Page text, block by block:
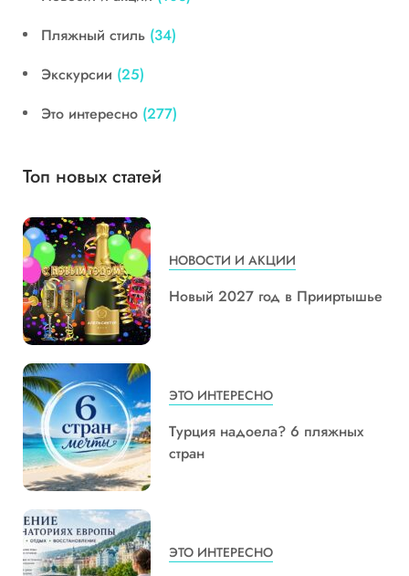
Пляжный стиль (34)
Экскурсии (25)
Это интересно (277)
Топ новых статей
НОВОСТИ И АКЦИИ
Новый 2027 год в Прииртышье
ЭТО ИНТЕРЕСНО
Турция надоела? 6 пляжных
стран
ЭТО ИНТЕРЕСНО